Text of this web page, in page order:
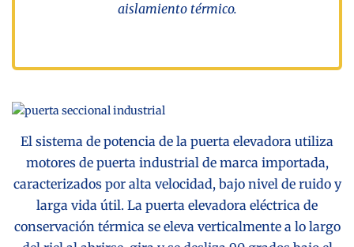
aislamiento térmico.
El sistema de potencia de la puerta elevadora utiliza
motores de puerta industrial de marca importada,
caracterizados por alta velocidad, bajo nivel de ruido y
larga vida útil. La puerta elevadora eléctrica de
conservación térmica se eleva verticalmente a lo largo